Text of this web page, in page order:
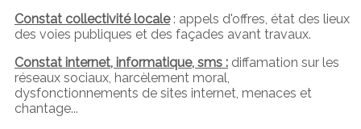
Constat collectivité locale: appels d'offres, état des lieux
des voies publiques et des façades avant travaux.
Constat internet, informatique, sms :diffamation sur les
réseaux sociaux, harcèlement moral,
dysfonctionnements de sites internet, menaces et
chantage...